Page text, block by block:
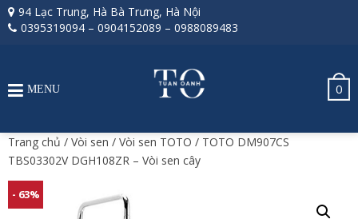
94 Lạc Trung, Hà Bà Trưng, Hà Nội
0395319094 – 0904152089 – 0988089483
0
MENU
Trang chủ / Vòi sen / Vòi sen TOTO / TOTO DM907CS
TBS03302V DGH108ZR – Vòi sen cây
- 63%